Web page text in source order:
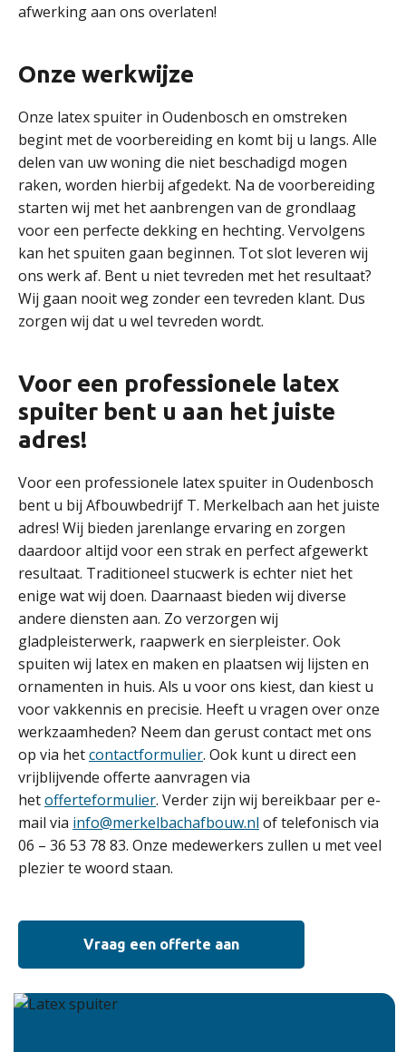
afwerking aan ons overlaten!
Onze werkwijze
Onze latex spuiter in Oudenbosch en omstreken
begint met de voorbereiding en komt bij u langs. Alle
delen van uw woning die niet beschadigd mogen
raken, worden hierbij afgedekt. Na de voorbereiding
starten wij met het aanbrengen van de grondlaag
voor een perfecte dekking en hechting. Vervolgens
kan het spuiten gaan beginnen. Tot slot leveren wij
ons werk af. Bent u niet tevreden met het resultaat?
Wij gaan nooit weg zonder een tevreden klant. Dus
zorgen wij dat u wel tevreden wordt.
Voor een professionele latex
spuiter bent u aan het juiste
adres!
Voor een professionele latex spuiter in Oudenbosch
bent u bij Afbouwbedrijf T. Merkelbach aan het juiste
adres! Wij bieden jarenlange ervaring en zorgen
daardoor altijd voor een strak en perfect afgewerkt
resultaat. Traditioneel stucwerk is echter niet het
enige wat wij doen. Daarnaast bieden wij diverse
andere diensten aan. Zo verzorgen wij
gladpleisterwerk, raapwerk en sierpleister. Ook
spuiten wij latex en maken en plaatsen wij lijsten en
ornamenten in huis. Als u voor ons kiest, dan kiest u
voor vakkennis en precisie. Heeft u vragen over onze
werkzaamheden? Neem dan gerust contact met ons
op via hetcontactformulier. Ook kunt u direct een
vrijblijvende offerte aanvragen via
hetofferteformulier. Verder zijn wij bereikbaar per e-
mail via info@merkelbachafbouw.nl of telefonisch via
06 – 36 53 78 83. Onze medewerkers zullen u met veel
plezier te woord staan.
Vraag een offerte aan